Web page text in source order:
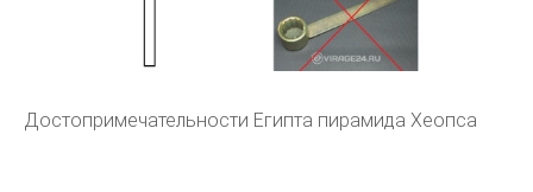
Достопримечательности Египта пирамида Хеопса